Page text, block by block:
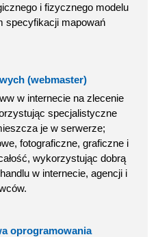
i fizycznego modelu
specyfikacji mapowań
(webmaster)
w internecie na zlecenie
specjalistyczne
je w serwerze;
fotograficzne, graficzne i
wykorzystując dobrą
w internecie, agencji i
oprogramowania